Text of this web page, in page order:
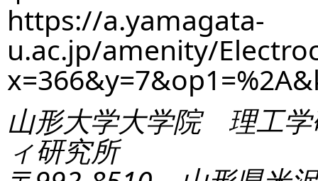
https://a.yamagata-
u.ac.jp/amenity/
山形大学大学院 理工学
ィ研究所